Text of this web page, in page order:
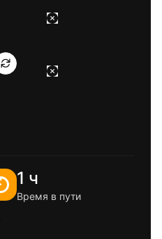
1 ч
Время в пути